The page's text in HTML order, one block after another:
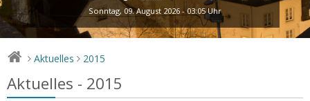
Sonntag, 09. August 2026 - 03:05 Uhr
> Aktuelles > 2015
Aktuelles - 2015